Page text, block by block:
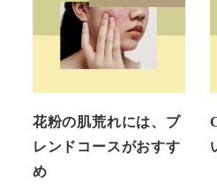
花粉の肌荒れには、ブ
レンドコースがおすす
め